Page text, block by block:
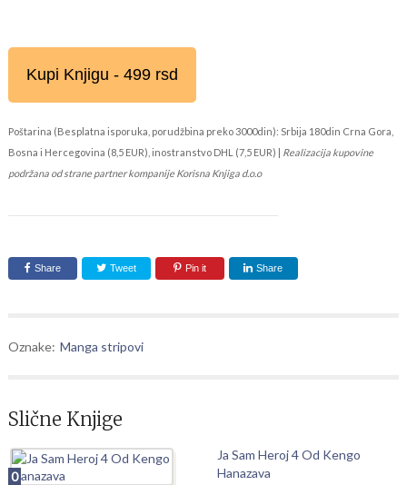
Kupi Knjigu - 499 rsd
Poštarina (Besplatna isporuka, porudžbina preko 3000din): Srbija 180din Crna Gora,
Bosna i Hercegovina (8,5 EUR), inostranstvo DHL (7,5 EUR) | Realizacija kupovine
podržana od strane partner kompanije Korisna Knjiga d.o.o
Share Tweet Pin it Share
Oznake: Manga stripovi
Slične Knjige
0
Ja Sam Heroj 4 Od Kengo
Hanazava